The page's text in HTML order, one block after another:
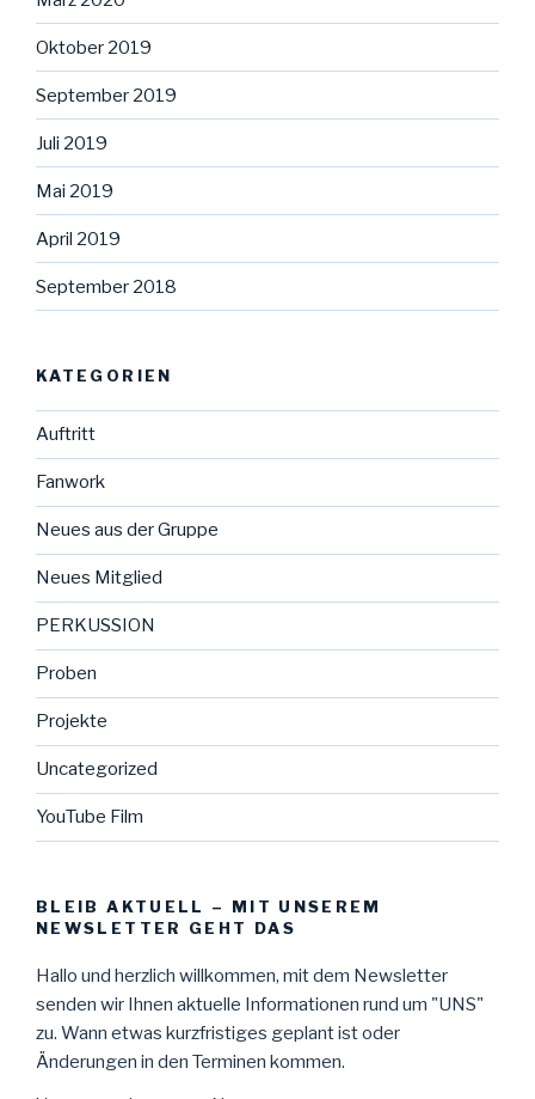
Oktober 2019
September 2019
Juli 2019
Mai 2019
April 2019
September 2018
KATEGORIEN
Auftritt
Fanwork
Neues aus der Gruppe
Neues Mitglied
PERKUSSION
Proben
Projekte
Uncategorized
YouTube Film
BLEIB AKTUELL – MIT UNSEREM
NEWSLETTER GEHT DAS
Hallo und herzlich willkommen, mit dem Newsletter
senden wir Ihnen aktuelle Informationen rund um "UNS"
zu. Wann etwas kurzfristiges geplant ist oder
Änderungen in den Terminen kommen.